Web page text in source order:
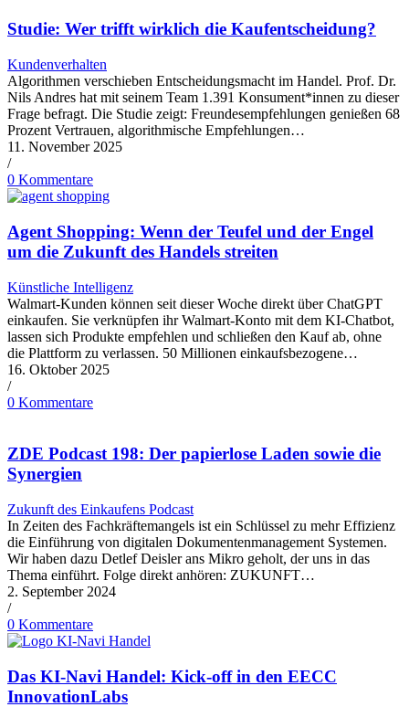
Studie: Wer trifft wirklich die Kaufentscheidung?
Kundenverhalten
Algorithmen verschieben Entscheidungsmacht im Handel. Prof. Dr.
Nils Andres hat mit seinem Team 1.391 Konsument*innen zu dieser
Frage befragt. Die Studie zeigt: Freundesempfehlungen genießen 68
Prozent Vertrauen, algorithmische Empfehlungen…
11. November 2025
/
0 Kommentare
Agent Shopping: Wenn der Teufel und der Engel
um die Zukunft des Handels streiten
Künstliche Intelligenz
Walmart-Kunden können seit dieser Woche direkt über ChatGPT
einkaufen. Sie verknüpfen ihr Walmart-Konto mit dem KI-Chatbot,
lassen sich Produkte empfehlen und schließen den Kauf ab, ohne
die Plattform zu verlassen. 50 Millionen einkaufsbezogene…
16. Oktober 2025
/
0 Kommentare
ZDE Podcast 198: Der papierlose Laden sowie die
Synergien
Zukunft des Einkaufens Podcast
In Zeiten des Fachkräftemangels ist ein Schlüssel zu mehr Effizienz
die Einführung von digitalen Dokumentenmanagement Systemen.
Wir haben dazu Detlef Deisler ans Mikro geholt, der uns in das
Thema einführt. Folge direkt anhören: ZUKUNFT…
2. September 2024
/
0 Kommentare
Das KI-Navi Handel: Kick-off in den EECC
InnovationLabs